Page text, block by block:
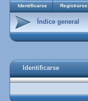
Identificarse Registrarse
Índice general
Identificarse